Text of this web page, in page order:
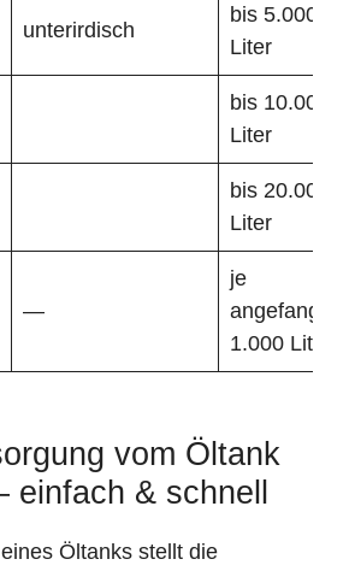
unterirdisch
bis 5.000
Liter
bis 10.000
Liter
bis 20.000
Liter
—
je
1.000 Liter
vom Öltank
einfach & schnell
Öltanks stellt die